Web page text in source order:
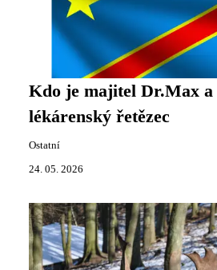
Kdo je majitel Dr.Max
lékárenský řetězec
Ostatní
24. 05. 2026